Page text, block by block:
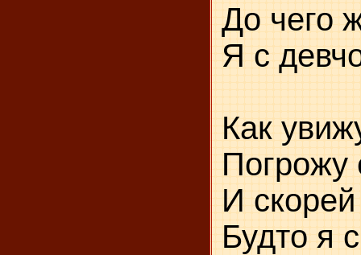
До чего
Я с
Как
Погрожу
И скорей
Будто я